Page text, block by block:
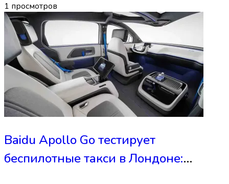
1 просмотров
Baidu Apollo Go тестирует
беспилотные такси в Лондоне: